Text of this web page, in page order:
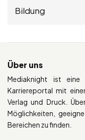
Bildung
Über uns
Mediaknight ist eine
Karriereportal mit
Verlag und Druck.
Möglichkeiten,
Bereichen zu finden.